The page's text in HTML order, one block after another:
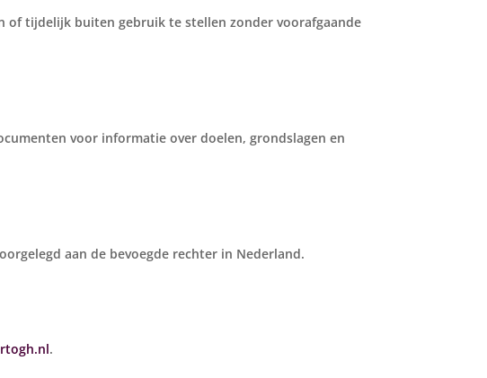
of tijdelijk buiten gebruik te stellen zonder voorafgaande
voor informatie over doelen, grondslagen en
aan de bevoegde rechter in Nederland.
.